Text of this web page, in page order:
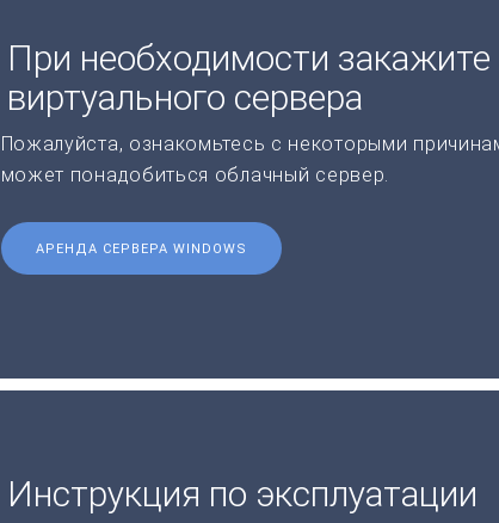
При необходимости закажите
виртуального сервера
Пожалуйста, ознакомьтесь с некоторыми
может понадобиться облачный сервер.
АРЕНДА СЕРВЕРА WINDOWS
Инструкция по эксплуатации